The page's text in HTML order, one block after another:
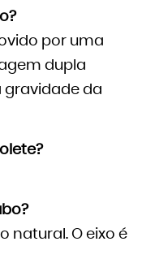
por uma
dupla
gravidade da
natural. O eixo é